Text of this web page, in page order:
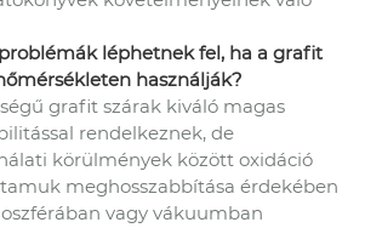
léphetnek fel, ha a grafit
használják?
grafit szárak kiváló magas
rendelkeznek, de
körülmények között oxidáció
meghosszabbítása érdekében
vagy vákuumban